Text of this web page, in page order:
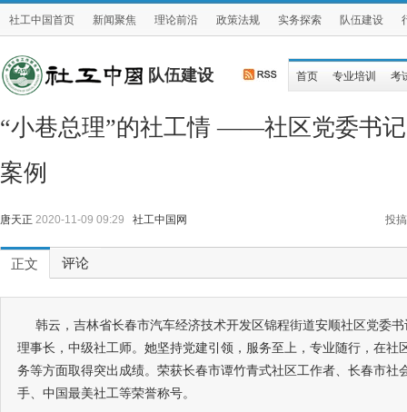
社工中国首页 新闻聚焦 理论前沿 政策法规 实务探索 队伍建设
队伍建设 首页 专业培训 考
“小巷总理”的社工情 ——社区党委书
案例
唐天正 2020-11-09 09:29 社工中国网 投搞
正文 评论
韩云，吉林省长春市汽车经济技术开发区锦程街道安顺社区党委
理事长，中级社工师。她坚持党建引领，服务至上，专业随行，在社
务等方面取得突出成绩。荣获长春市谭竹青式社区工作者、长春市社
手、中国最美社工等荣誉称号。